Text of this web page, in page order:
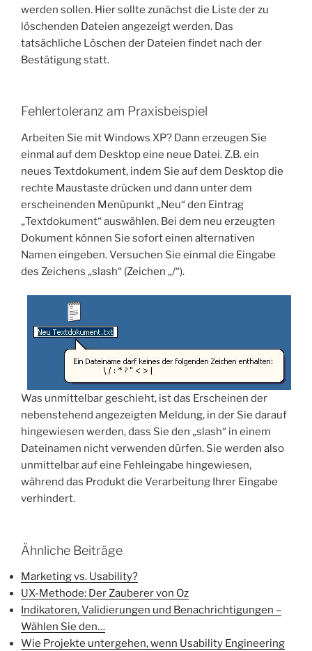
werden sollen. Hier sollte zunächst die Liste der zu
löschenden Dateien angezeigt werden. Das
tatsächliche Löschen der Dateien findet nach der
Bestätigung statt.
Fehlertoleranz am Praxisbeispiel
Arbeiten Sie mit Windows XP? Dann erzeugen Sie
einmal auf dem Desktop eine neue Datei. Z.B. ein
neues Textdokument, indem Sie auf dem Desktop die
rechte Maustaste drücken und dann unter dem
erscheinenden Menüpunkt „Neu“ den Eintrag
„Textdokument“ auswählen. Bei dem neu erzeugten
Dokument können Sie sofort einen alternativen
Namen eingeben. Versuchen Sie einmal die Eingabe
des Zeichens „slash“ (Zeichen „/“).
Was unmittelbar geschieht, ist das Erscheinen der
nebenstehend angezeigten Meldung, in der Sie darauf
hingewiesen werden, dass Sie den „slash“ in einem
Dateinamen nicht verwenden dürfen. Sie werden also
unmittelbar auf eine Fehleingabe hingewiesen,
während das Produkt die Verarbeitung Ihrer Eingabe
verhindert.
Ähnliche Beiträge
Marketing vs. Usability?
UX-Methode: Der Zauberer von Oz
Indikatoren, Validierungen und Benachrichtigungen –
Wählen Sie den…
Wie Projekte untergehen, wenn Usability Engineering